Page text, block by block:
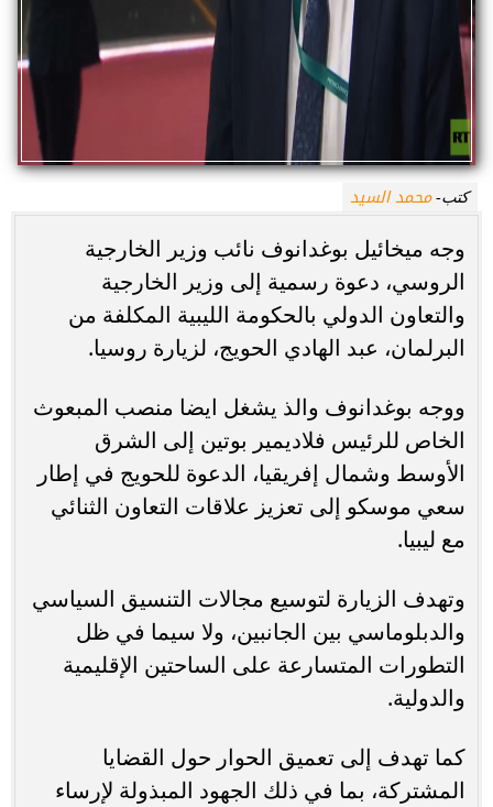
كتب-محمد السيد
وجه ميخائيل بوغدانوف نائب وزير الخارجية
الروسي، دعوة رسمية إلى وزير الخارجية
والتعاون الدولي بالحكومة الليبية المكلفة من
البرلمان، عبد الهادي الحويج، لزيارة روسيا.
ووجه بوغدانوف والذ يشغل ايضا منصب المبعوث
الخاص للرئيس فلاديمير بوتين إلى الشرق
الأوسط وشمال إفريقيا، الدعوة للحويج في إطار
سعي موسكو إلى تعزيز علاقات التعاون الثنائي
مع ليبيا.
وتهدف الزيارة لتوسيع مجالات التنسيق السياسي
والدبلوماسي بين الجانبين، ولا سيما في ظل
التطورات المتسارعة على الساحتين الإقليمية
والدولية.
كما تهدف إلى تعميق الحوار حول القضايا
المشتركة، بما في ذلك الجهود المبذولة لإرساء